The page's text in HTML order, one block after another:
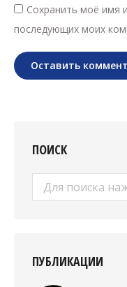
Сохранить моё имя
последующих моих
Оставить
ПОИСК
Поиск:
ПУБЛИКАЦИИ